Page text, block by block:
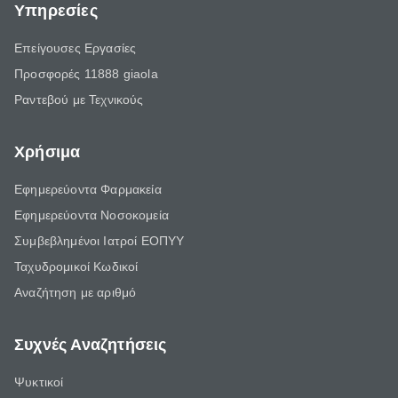
Υπηρεσίες
Επείγουσες Εργασίες
Προσφορές 11888 giaola
Ραντεβού με Τεχνικούς
Χρήσιμα
Εφημερεύοντα Φαρμακεία
Εφημερεύοντα Νοσοκομεία
Συμβεβλημένοι Ιατροί ΕΟΠΥΥ
Ταχυδρομικοί Κωδικοί
Αναζήτηση με αριθμό
Συχνές Αναζητήσεις
Ψυκτικοί